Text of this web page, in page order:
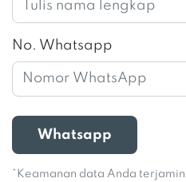
No. Whatsapp
Whatsapp
*Keamanan data Anda